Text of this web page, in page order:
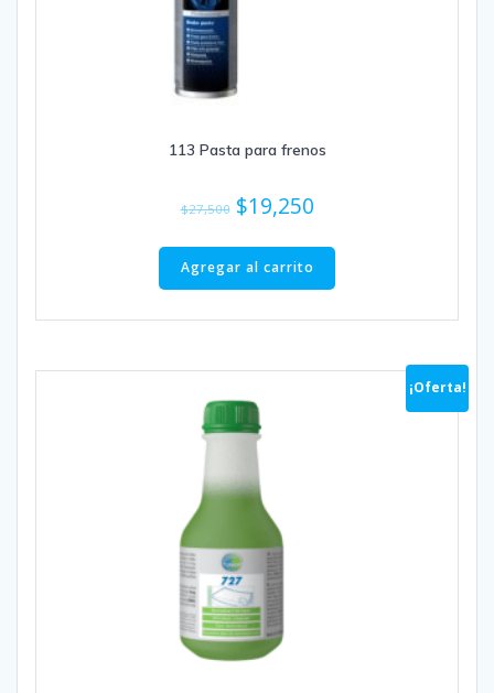
113 Pasta para frenos
$27,500 El
original
era:
$27,500.
$19,250El
es:
$19,250.
Agregar al carrito
¡Oferta!